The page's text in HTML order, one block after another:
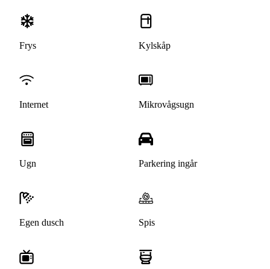
Frys Kylskåp
Internet Mikrovågsugn
Ugn Parkering ingår
Egen dusch Spis